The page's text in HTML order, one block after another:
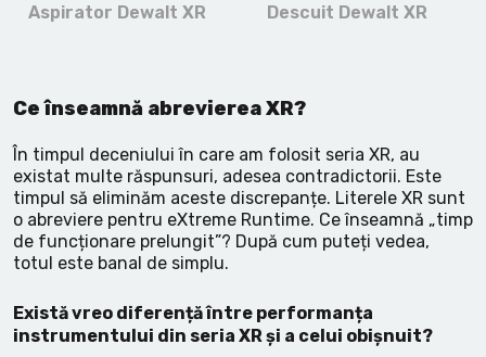
Acumulatoare si încărcătoare
Alte scule cu acumulator
Aspirator Dewalt XR Descuit Dewalt XR
Ce înseamnă abrevierea XR?
În timpul deceniului în care am folosit seria XR, au
existat multe răspunsuri, adesea contradictorii. Este
timpul să eliminăm aceste discrepanțe. Literele XR sunt
o abreviere pentru eXtreme Runtime. Ce înseamnă „timp
de funcționare prelungit”? După cum puteți vedea,
totul este banal de simplu.
Există vreo diferență între performanța
instrumentului din seria XR și a celui obișnuit?